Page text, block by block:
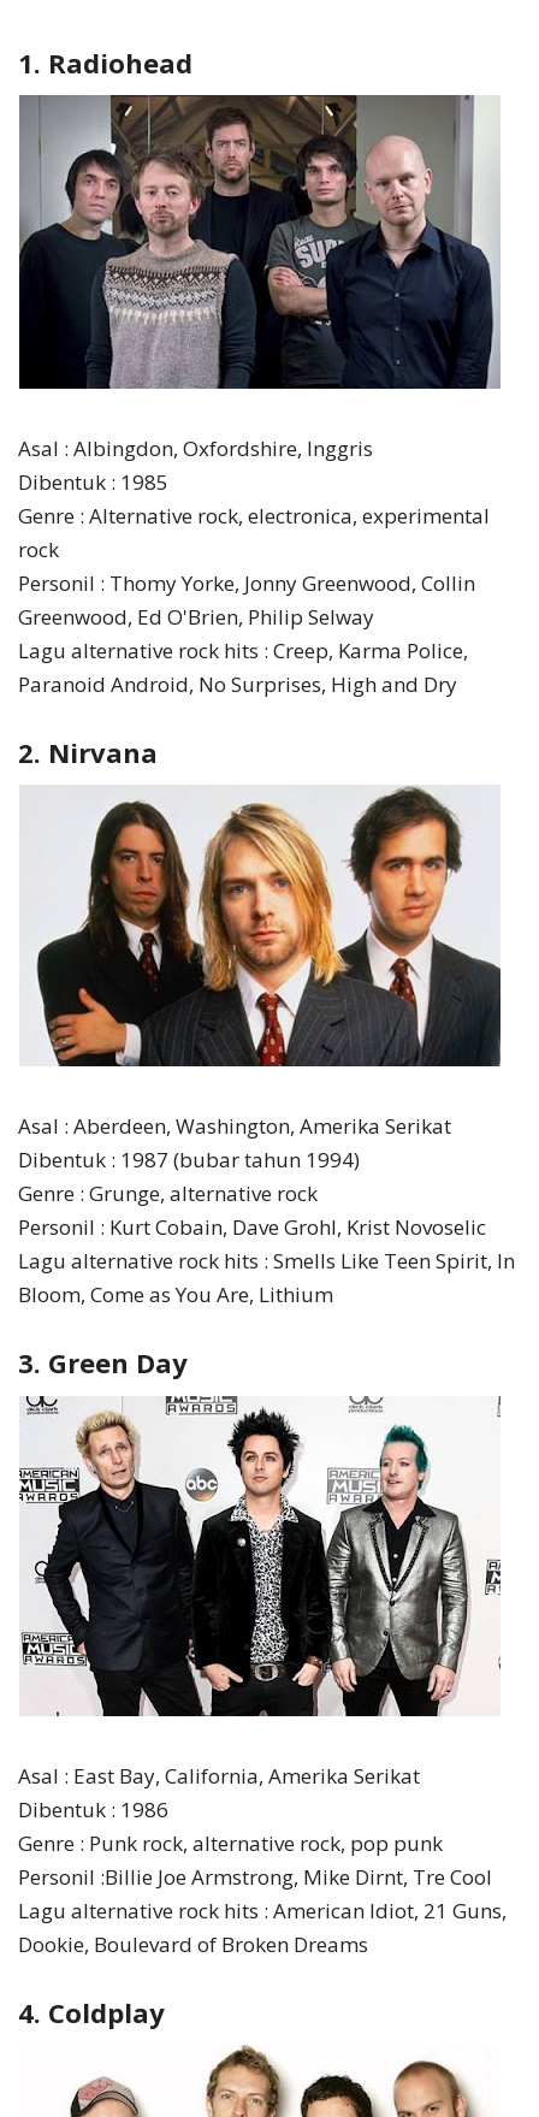
1. Radiohead
Asal : Albingdon, Oxfordshire, Inggris
Dibentuk : 1985
Genre : Alternative rock, electronica, experimental
rock
Personil : Thomy Yorke, Jonny Greenwood, Collin
Greenwood, Ed O'Brien, Philip Selway
Lagu alternative rock hits : Creep, Karma Police,
Paranoid Android, No Surprises, High and Dry
2. Nirvana
Asal : Aberdeen, Washington, Amerika Serikat
Dibentuk : 1987 (bubar tahun 1994)
Genre : Grunge, alternative rock
Personil : Kurt Cobain, Dave Grohl, Krist Novoselic
Lagu alternative rock hits : Smells Like Teen Spirit, In
Bloom, Come as You Are, Lithium
3. Green Day
Asal : East Bay, California, Amerika Serikat
Dibentuk : 1986
Genre : Punk rock, alternative rock, pop punk
Personil :Billie Joe Armstrong, Mike Dirnt, Tre Cool
Lagu alternative rock hits : American Idiot, 21 Guns,
Dookie, Boulevard of Broken Dreams
4. Coldplay